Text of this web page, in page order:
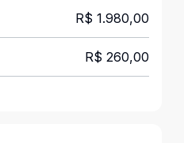
R$ 1.980,00
R$ 260,00